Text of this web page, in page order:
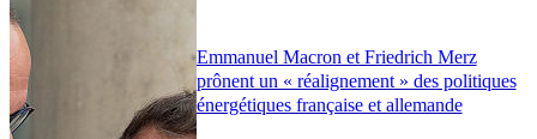
Emmanuel Macron et Friedrich Merz
prônent un « réalignement » des politiques
énergétiques française et allemande